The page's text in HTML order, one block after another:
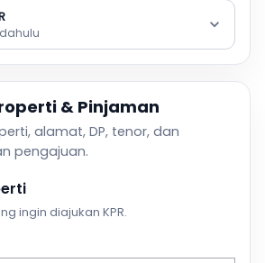
& Pinjaman
alamat, DP, tenor, dan
pengajuan.
ingin diajukan KPR.